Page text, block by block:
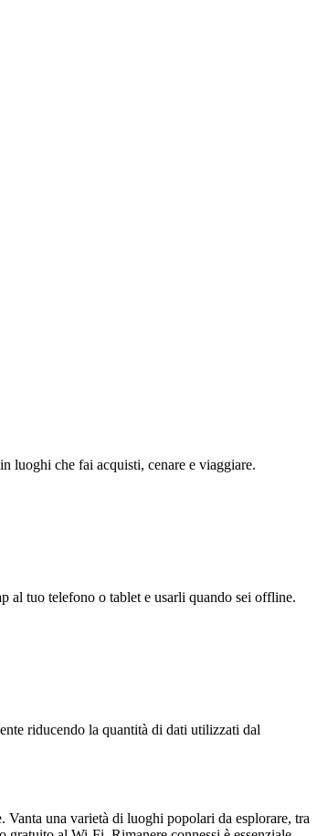
luoghi che fai acquisti, cenare e viaggiare.
al tuo telefono o tablet e usarli quando sei offline.
riducendo la quantità di dati utilizzati dal
una varietà di luoghi popolari da esplorare, tra